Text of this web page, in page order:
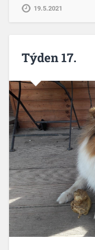
19.5.2021
Týden 17.